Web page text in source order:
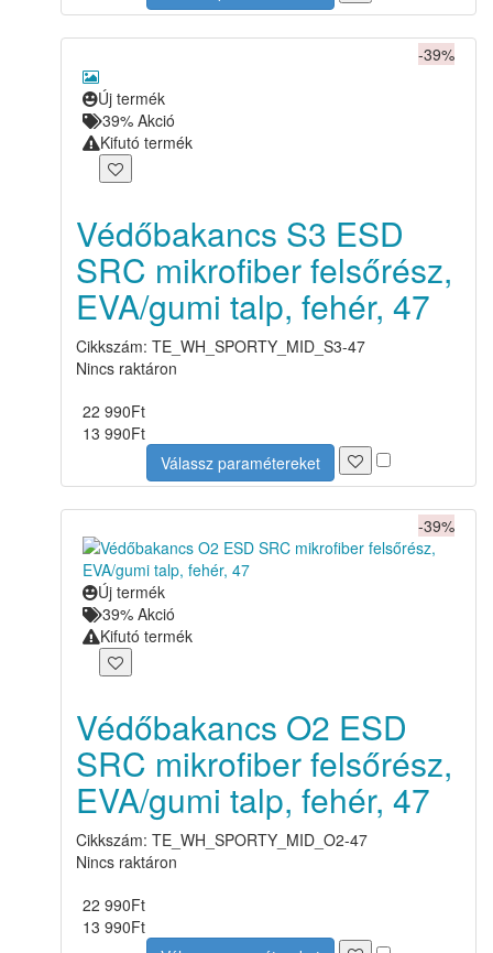
-39%
Új termék
39% Akció
Kifutó termék
Védőbakancs S3 ESD
SRC mikrofiber felsőrész,
EVA/gumi talp, fehér, 47
Cikkszám: TE_WH_SPORTY_MID_S3-47
Nincs raktáron
22 990Ft
13 990Ft
Válassz paramétereket
-39%
Új termék
39% Akció
Kifutó termék
Védőbakancs O2 ESD
SRC mikrofiber felsőrész,
EVA/gumi talp, fehér, 47
Cikkszám: TE_WH_SPORTY_MID_O2-47
Nincs raktáron
22 990Ft
13 990Ft